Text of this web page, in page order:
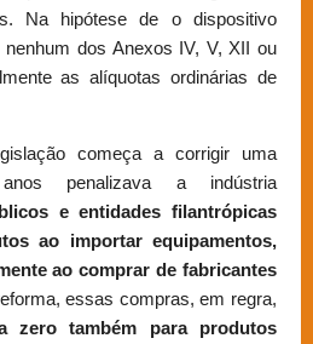
Na hipótese de o dispositivo
dos Anexos IV, V, XII ou
as alíquotas ordinárias de
começa a corrigir uma
penalizava a indústria
e entidades filantrópicas
ao importar equipamentos,
ao comprar de fabricantes
essas compras, em regra,
zero também para produtos